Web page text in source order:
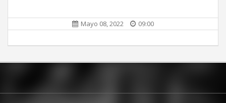
Mayo 08, 2022 09:00